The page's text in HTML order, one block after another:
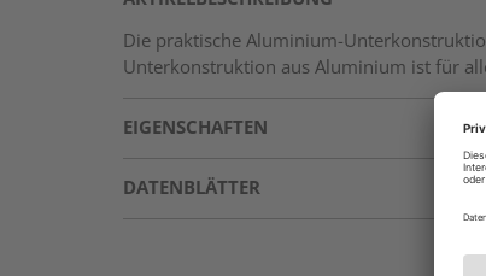
Die praktische Aluminium-
Unterkonstruktion aus Aluminium ist für
EIGENSCHAFTEN
DATENBLÄTTER